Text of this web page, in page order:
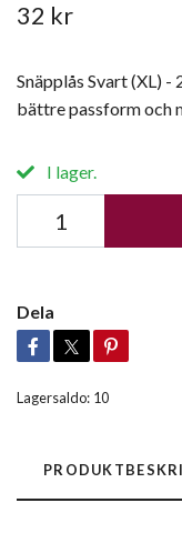
32 kr
Snäpplås Svart (XL)
bättre passform och
I lager.
Dela
Lagersaldo: 10